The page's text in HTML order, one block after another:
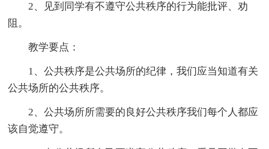
2、见到同学有不遵守公共秩序的行为能批评、劝
阻。
教学要点：
1、公共秩序是公共场所的纪律，我们应当知道有关
公共场所的公共秩序。
2、公共场所所需要的良好公共秩序我们每个人都应
该自觉遵守。